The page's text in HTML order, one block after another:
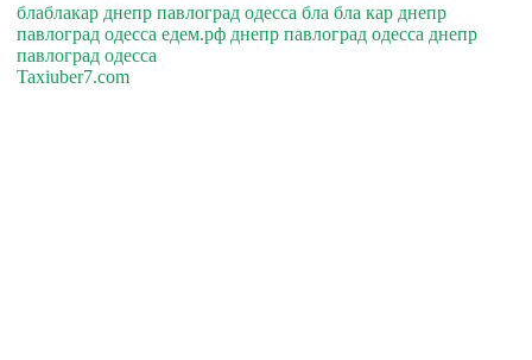
блаблакар днепр павлоград одесса бла бла кар днепр
павлоград одесса едем.рф днепр павлоград одесса днепр
павлоград одесса
Taxiuber7.com